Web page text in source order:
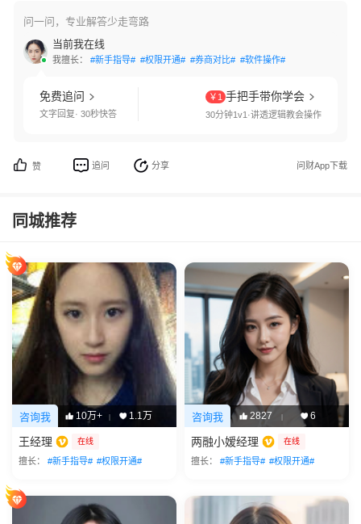
问一问，专业解答少走弯路
当前我在线
我擅长： #新手指导# #权限开通# #券商对比# #软件操作#
免费追问
文字回复· 30秒快答
￥1 手把手带你学会
30分钟1v1·讲透逻辑教会操作
赞 追问 分享 问财App下载
同城推荐
咨询我 10万+ | 1.1万
王经理 在线
擅长： #新手指导# #权限开通#
咨询我 2827 | 6
两融小嫒经理 在线
擅长： #新手指导# #权限开通#